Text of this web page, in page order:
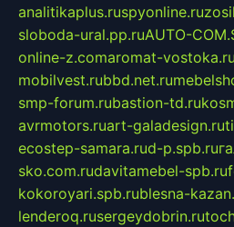
analitikaplus.ruspyonline.ru
sloboda-ural.pp.ruAUTO-
online-z.comaromat-vostoka.ru
mobilvest.rubbd.net.ru
smp-forum.rubastion-td.ru
avrmotors.ruart-galadesign.ru
ecostep-samara.rud-p.spb.ru
sko.com.rudavitamebel-spb.ru
kokoroyari.spb.rublesna-
lenderoq.rusergeydobrin.ru